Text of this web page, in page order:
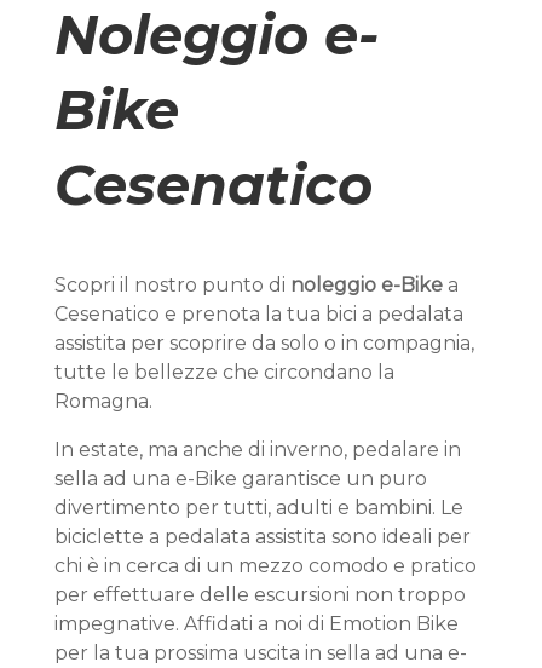
Noleggio e-
Bike
Cesenatico
Scopri il nostro punto di noleggio e-Bikea
Cesenatico e prenota la tua bici a pedalata
assistita per scoprire da solo o in compagnia,
tutte le bellezze che circondano la
Romagna.
In estate, ma anche di inverno, pedalare in
sella ad una e-Bike garantisce un puro
divertimento per tutti, adulti e bambini. Le
biciclette a pedalata assistita sono ideali per
chi è in cerca di un mezzo comodo e pratico
per effettuare delle escursioni non troppo
impegnative. Affidati a noi di Emotion Bike
per la tua prossima uscita in sella ad una e-